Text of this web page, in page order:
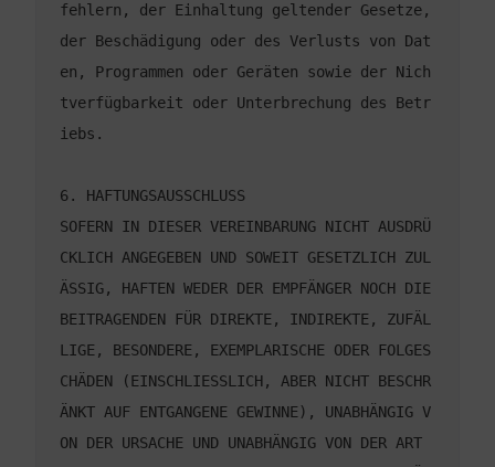
fehlern, der Einhaltung geltender Gesetze,
der Beschädigung oder des Verlusts von Dat
en, Programmen oder Geräten sowie der Nich
tverfügbarkeit oder Unterbrechung des Betr
SOFERN IN DIESER VEREINBARUNG NICHT AUSDRÜ
CKLICH ANGEGEBEN UND SOWEIT GESETZLICH ZUL
ÄSSIG, HAFTEN WEDER DER EMPFÄNGER NOCH DIE
BEITRAGENDEN FÜR DIREKTE, INDIREKTE, ZUFÄL
LIGE, BESONDERE, EXEMPLARISCHE ODER FOLGES
CHÄDEN (EINSCHLIESSLICH, ABER NICHT BESCHR
ÄNKT AUF ENTGANGENE GEWINNE), UNABHÄNGIG V
ON DER URSACHE UND UNABHÄNGIG VON DER ART